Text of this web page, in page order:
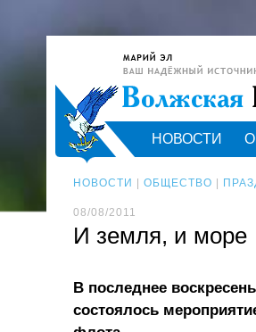
НОВОСТИ
НОВОСТИ ОБЩЕСТВО
08/08/2011
И земля, и море
В последнее
состоялось